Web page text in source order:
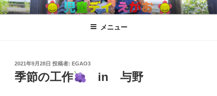
コ
ン
児童ディ えがお
児童発達支援、放課後児童ディサービス
メニュー
投
稿
日:
2021年9月28日 投稿者: EGAO3
季節の工作 in 与野